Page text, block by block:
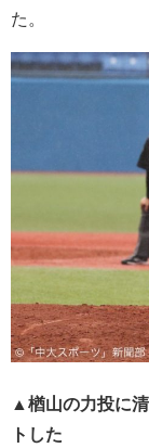
た。
▲楢山の力投に
トした